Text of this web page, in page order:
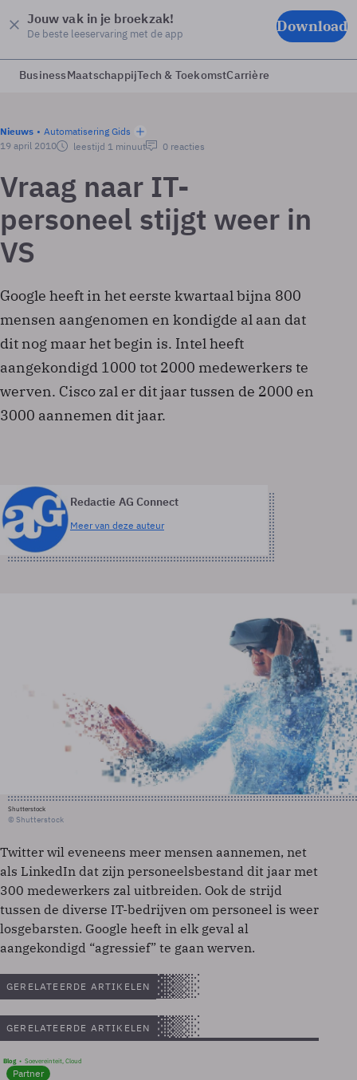
Jouw vak in je broekzak!
De beste leeservaring met de app Download
BusinessMaatschappijTech & ToekomstCarrière
Nieuws
Automatisering Gids
19 april 2010
leestijd 1 minuut 0 reacties
Vraag naar IT-
personeel stijgt weer in
VS
Google heeft in het eerste kwartaal bijna 800
mensen aangenomen en kondigde al aan dat
dit nog maar het begin is. Intel heeft
aangekondigd 1000 tot 2000 medewerkers te
werven. Cisco zal er dit jaar tussen de 2000 en
3000 aannemen dit jaar.
Redactie AG Connect
Meer van deze auteur
Shutterstock
© Shutterstock
Twitter wil eveneens meer mensen aannemen, net
als LinkedIn dat zijn personeelsbestand dit jaar met
300 medewerkers zal uitbreiden. Ook de strijd
tussen de diverse IT-bedrijven om personeel is weer
losgebarsten. Google heeft in elk geval al
aangekondigd “agressief” te gaan werven.
GERELATEERDE ARTIKELEN
GERELATEERDE ARTIKELEN
Blog Soevereinteit, Cloud
Partner